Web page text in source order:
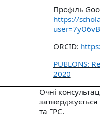
Профіль
https://
ORCID:
PUBLONS:
2020
Очні
затверджується
та ГРС.